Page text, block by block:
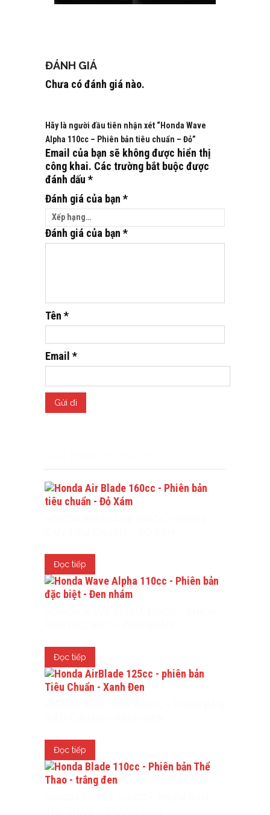
ĐÁNH GIÁ
Chưa có đánh giá nào.
Hãy là người đầu tiên nhận xét “Honda Wave
Alpha 110cc – Phiên bản tiêu chuẩn – Đỏ”
Email của bạn sẽ không được hiển thị
công khai. Các trường bắt buộc được
đánh dấu *
Đánh giá của bạn *
Đánh giá của bạn *
Tên *
Email *
Đọc tiếp
Đọc tiếp
Đọc tiếp